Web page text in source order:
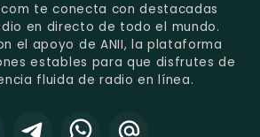
te conecta con destacadas
en directo de todo el mundo.
el apoyo de ANII, la plataforma
estables para que disfrutes de
fluida de radio en línea.